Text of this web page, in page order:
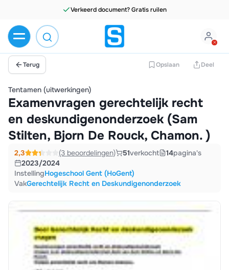
Verkeerd document? Gratis ruilen
Terug Opslaan Deel
Tentamen (uitwerkingen)
Examenvragen gerechtelijk recht
en deskundigenonderzoek (Sam
Stilten, Bjorn De Rouck, Chamon. )
2,3 (3 beoordelingen) 51verkocht 14pagina's
2023/2024
InstellingHogeschool Gent (HoGent)
VakGerechtelijk Recht en Deskundigenonderzoek